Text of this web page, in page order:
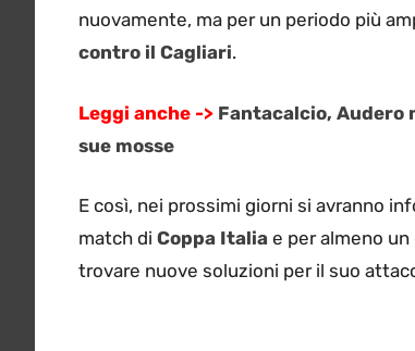
nuovamente, ma per un periodo più
contro il Cagliari.
Leggi anche -> Fantacalcio, Audero
sue mosse
E così, nei prossimi giorni si avranno
match di Coppa Italia e per almeno
trovare nuove soluzioni per il suo